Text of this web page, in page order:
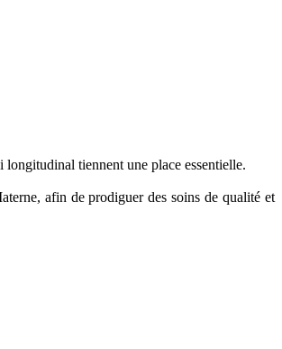
tiennent une place essentielle.
afin de prodiguer des soins de qualité et